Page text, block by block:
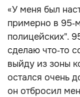
«У меня был
примерно в
полицейских".
сделаю что‑то
выйду из зоны
остался очень
он отбросил